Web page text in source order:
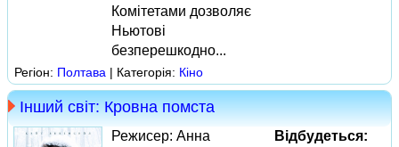
Комітетами дозволяє
Ньютові
безперешкодно...
Регіон: Полтава | Категорія: Кіно
Інший світ: Кровна помста
Режисер: Анна
Відбудеться: